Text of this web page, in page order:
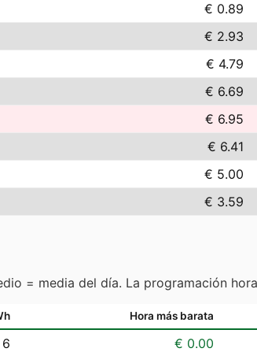
€ 0.89
€ 2.93
€ 4.79
€ 6.69
€ 6.95
€ 6.41
€ 5.00
€ 3.59
= media del día. La programación
Hora más barata
6 € 0.00